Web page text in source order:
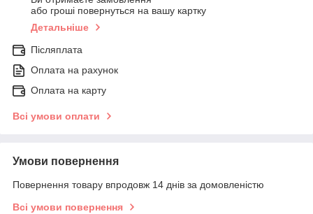
або гроші повернуться на вашу картку
Детальніше
Післяплата
Оплата на рахунок
Оплата на карту
Всі умови оплати
Умови повернення
Повернення товару впродовж 14 днів за домовленістю
Всі умови повернення